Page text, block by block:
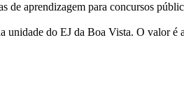
de aprendizagem para concursos
unidade do EJ da Boa Vista. O valor